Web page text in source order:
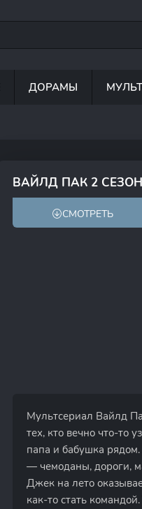
ДОРАМЫ
ВАЙЛД ПАК 2
8.2
СМОТРЕТЬ
Мультсериал Вайлд
тех, кто вечно что-то
папа и бабушка
— чемоданы, дороги,
Джек на лето
как-то стать